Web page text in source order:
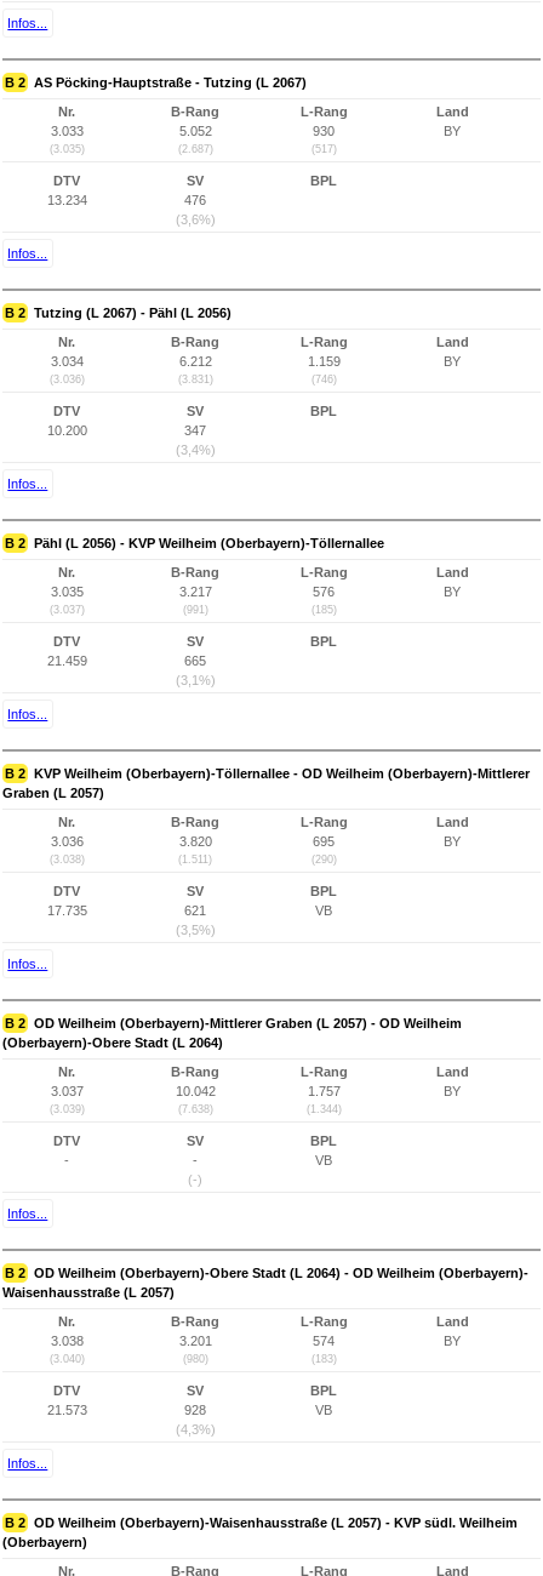
Infos...
B 2 AS Pöcking-Hauptstraße - Tutzing (L 2067)
Nr.
3.033
(3.035)
B-Rang
5.052
(2.687)
L-Rang
930
(517)
Land
BY
DTV
13.234
SV
476
(3,6%)
BPL
Infos...
B 2 Tutzing (L 2067) - Pähl (L 2056)
Nr.
3.034
(3.036)
B-Rang
6.212
(3.831)
L-Rang
1.159
(746)
Land
BY
DTV
10.200
SV
347
(3,4%)
BPL
Infos...
B 2 Pähl (L 2056) - KVP Weilheim (Oberbayern)-Töllernallee
Nr.
3.035
(3.037)
B-Rang
3.217
(991)
L-Rang
576
(185)
Land
BY
DTV
21.459
SV
665
(3,1%)
BPL
Infos...
B 2 KVP Weilheim (Oberbayern)-Töllernallee - OD Weilheim (Oberbayern)-Mittlerer
Graben (L 2057)
Nr.
3.036
(3.038)
B-Rang
3.820
(1.511)
L-Rang
695
(290)
Land
BY
DTV
17.735
SV
621
(3,5%)
BPL
VB
Infos...
B 2 OD Weilheim (Oberbayern)-Mittlerer Graben (L 2057) - OD Weilheim
(Oberbayern)-Obere Stadt (L 2064)
Nr.
3.037
(3.039)
B-Rang
10.042
(7.638)
L-Rang
1.757
(1.344)
Land
BY
DTV
-
SV
-
(-)
BPL
VB
Infos...
B 2 OD Weilheim (Oberbayern)-Obere Stadt (L 2064) - OD Weilheim (Oberbayern)-
Waisenhausstraße (L 2057)
Nr.
3.038
(3.040)
B-Rang
3.201
(980)
L-Rang
574
(183)
Land
BY
DTV
21.573
SV
928
(4,3%)
BPL
VB
Infos...
B 2 OD Weilheim (Oberbayern)-Waisenhausstraße (L 2057) - KVP südl. Weilheim
(Oberbayern)
Nr.
B-Rang
L-Rang
Land